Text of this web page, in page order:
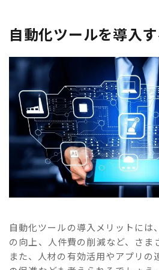
自動化ツールを導入
自動化ツールの導入メリットには
の向上、人件費の削減など、さま
また、人材の有効活用やアプリの